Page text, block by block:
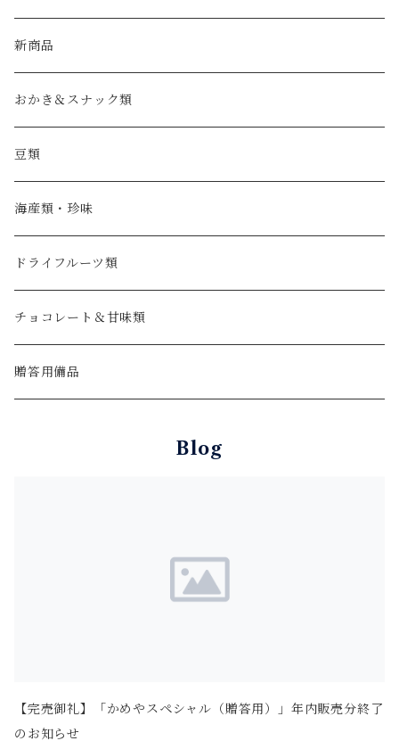
新商品
おかき＆スナック類
豆類
海産類・珍味
ドライフルーツ類
チョコレート＆甘味類
贈答用備品
Blog
【完売御礼】「かめやスペシャル（贈答用）」年内販売分終了
のお知らせ